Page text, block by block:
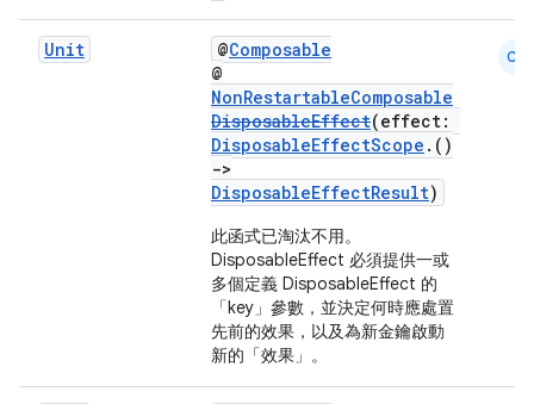
Unit @Composable
@
NonRestartableComposable
DisposableEffect(effect:
DisposableEffectScope .()
->
DisposableEffectResult)
此函式已淘汰不用。
DisposableEffect 必須提供一或
多個定義 DisposableEffect 的
「key」參數，並決定何時應處置
先前的效果，以及為新金鑰啟動
新的「效果」。
CM